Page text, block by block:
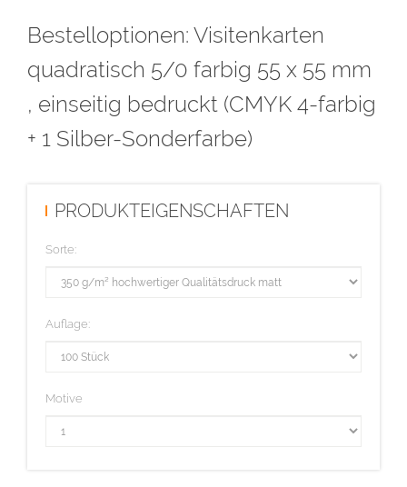
877C bezeichnen.
sein (kein Raster!) und eine Linienstärke von mindestens 1 Punkt
haben. Bitte beachten Sie, dass diese Flächen ausgespart sind.
Diese Auflage wird im hochwertigen Offsetdruck hergestellt.
Bestelloptionen: Visitenkarten
quadratisch 5/0 farbig 55 x 55 mm
, einseitig bedruckt (CMYK 4-farbig
+ 1 Silber-Sonderfarbe)
PRODUKTEIGENSCHAFTEN
Sorte:
Auflage:
Motive